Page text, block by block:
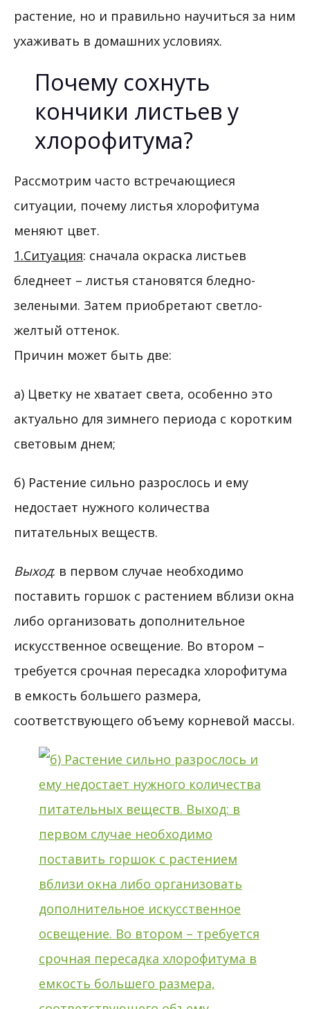
растение, но и правильно научиться за ним
ухаживать в домашних условиях.
Почему сохнуть
кончики листьев у
хлорофитума?
Рассмотрим часто встречающиеся
ситуации, почему листья хлорофитума
меняют цвет.
1.Ситуация: сначала окраска листьев
бледнеет – листья становятся бледно-
зелеными. Затем приобретают светло-
желтый оттенок.
Причин может быть две:
а) Цветку не хватает света, особенно это
актуально для зимнего периода с коротким
световым днем;
б) Растение сильно разрослось и ему
недостает нужного количества
питательных веществ.
Выход: в первом случае необходимо
поставить горшок с растением вблизи окна
либо организовать дополнительное
искусственное освещение. Во втором –
требуется срочная пересадка хлорофитума
в емкость большего размера,
соответствующего объему корневой массы.